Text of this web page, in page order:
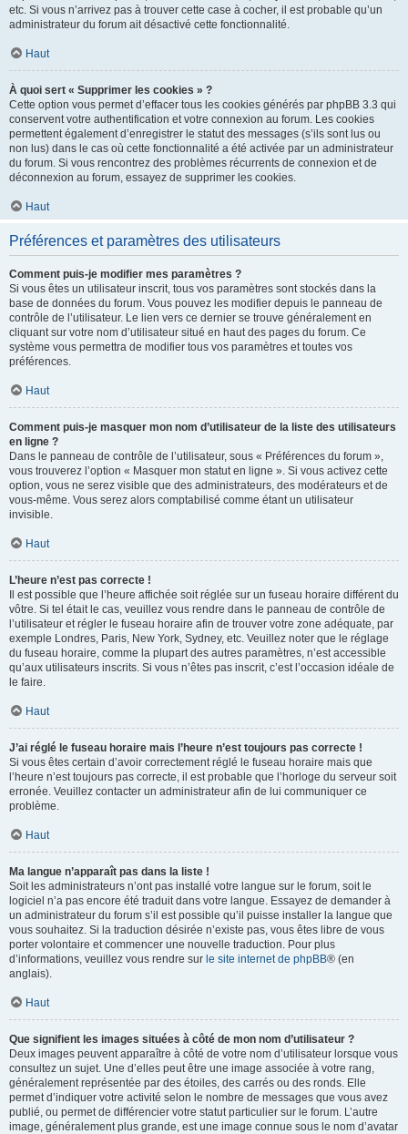
etc. Si vous n’arrivez pas à trouver cette case à cocher, il est probable qu’un
administrateur du forum ait désactivé cette fonctionnalité.
Haut
À quoi sert « Supprimer les cookies » ?
Cette option vous permet d’effacer tous les cookies générés par phpBB 3.3 qui
conservent votre authentification et votre connexion au forum. Les cookies
permettent également d’enregistrer le statut des messages (s’ils sont lus ou
non lus) dans le cas où cette fonctionnalité a été activée par un administrateur
du forum. Si vous rencontrez des problèmes récurrents de connexion et de
déconnexion au forum, essayez de supprimer les cookies.
Haut
Préférences et paramètres des utilisateurs
Comment puis-je modifier mes paramètres ?
Si vous êtes un utilisateur inscrit, tous vos paramètres sont stockés dans la
base de données du forum. Vous pouvez les modifier depuis le panneau de
contrôle de l’utilisateur. Le lien vers ce dernier se trouve généralement en
cliquant sur votre nom d’utilisateur situé en haut des pages du forum. Ce
système vous permettra de modifier tous vos paramètres et toutes vos
préférences.
Haut
Comment puis-je masquer mon nom d’utilisateur de la liste des utilisateurs
en ligne ?
Dans le panneau de contrôle de l’utilisateur, sous « Préférences du forum »,
vous trouverez l’option « Masquer mon statut en ligne ». Si vous activez cette
option, vous ne serez visible que des administrateurs, des modérateurs et de
vous-même. Vous serez alors comptabilisé comme étant un utilisateur
invisible.
Haut
L’heure n’est pas correcte !
Il est possible que l’heure affichée soit réglée sur un fuseau horaire différent du
vôtre. Si tel était le cas, veuillez vous rendre dans le panneau de contrôle de
l’utilisateur et régler le fuseau horaire afin de trouver votre zone adéquate, par
exemple Londres, Paris, New York, Sydney, etc. Veuillez noter que le réglage
du fuseau horaire, comme la plupart des autres paramètres, n’est accessible
qu’aux utilisateurs inscrits. Si vous n’êtes pas inscrit, c’est l’occasion idéale de
le faire.
Haut
J’ai réglé le fuseau horaire mais l’heure n’est toujours pas correcte !
Si vous êtes certain d’avoir correctement réglé le fuseau horaire mais que
l’heure n’est toujours pas correcte, il est probable que l’horloge du serveur soit
erronée. Veuillez contacter un administrateur afin de lui communiquer ce
problème.
Haut
Ma langue n’apparaît pas dans la liste !
Soit les administrateurs n’ont pas installé votre langue sur le forum, soit le
logiciel n’a pas encore été traduit dans votre langue. Essayez de demander à
un administrateur du forum s’il est possible qu’il puisse installer la langue que
vous souhaitez. Si la traduction désirée n’existe pas, vous êtes libre de vous
porter volontaire et commencer une nouvelle traduction. Pour plus
d’informations, veuillez vous rendre sur le site internet de phpBB® (en
anglais).
Haut
Que signifient les images situées à côté de mon nom d’utilisateur ?
Deux images peuvent apparaître à côté de votre nom d’utilisateur lorsque vous
consultez un sujet. Une d’elles peut être une image associée à votre rang,
généralement représentée par des étoiles, des carrés ou des ronds. Elle
permet d’indiquer votre activité selon le nombre de messages que vous avez
publié, ou permet de différencier votre statut particulier sur le forum. L’autre
image, généralement plus grande, est une image connue sous le nom d’avatar